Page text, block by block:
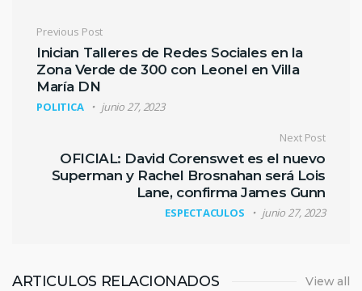
Navegación de entradas
Previous Post
Inician Talleres de Redes Sociales en la
Zona Verde de 300 con Leonel en Villa
María DN
POLITICA junio 27, 2023
Next Post
OFICIAL: David Corenswet es el nuevo
Superman y Rachel Brosnahan será Lois
Lane, confirma James Gunn
ESPECTACULOS junio 27, 2023
ARTICULOS RELACIONADOS View all